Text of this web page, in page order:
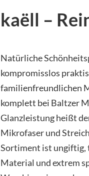
kaëll –
Natürliche
kompromisslos
familienfreundlichen
komplett bei Baltzer
Glanzleistung heißt
Mikrofaser und
Sortiment ist ungiftig,
Material und extrem